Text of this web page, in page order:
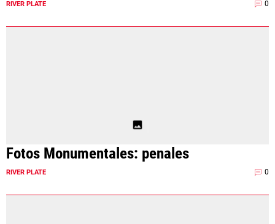
RIVER PLATE 0
Fotos Monumentales: penales
RIVER PLATE 0